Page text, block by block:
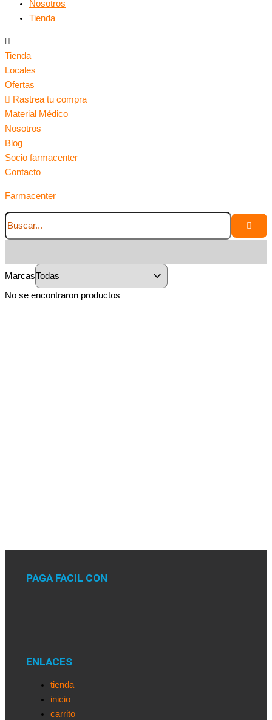
Nosotros
Tienda
Tienda
Locales
Ofertas
Rastrea tu compra
Material Médico
Nosotros
Blog
Socio farmacenter
Contacto
Farmacenter
Marcas
No se encontraron productos
PAGA FACIL CON
ENLACES
tienda
inicio
carrito